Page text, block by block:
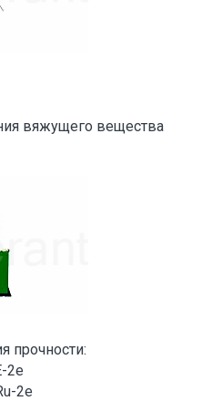
вяжущего вещества
прочности:
2e
2e